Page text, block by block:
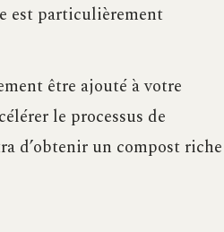
est particulièrement
être ajouté à votre
le processus de
d’obtenir un compost riche